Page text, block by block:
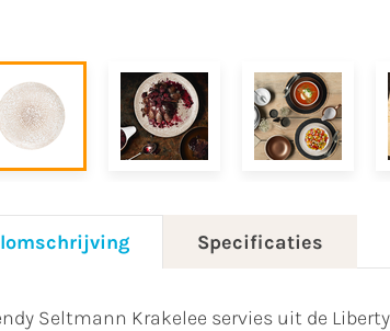
Specificaties
Seltmann Krakelee servies uit de